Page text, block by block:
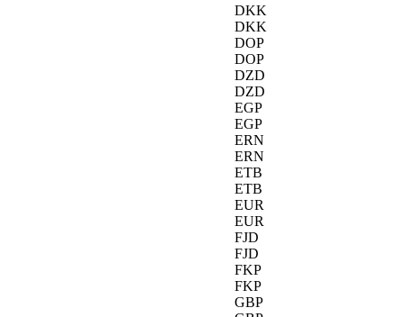
DKK
DKK
DOP
DOP
DZD
DZD
EGP
EGP
ERN
ERN
ETB
ETB
EUR
EUR
FJD
FJD
FKP
FKP
GBP